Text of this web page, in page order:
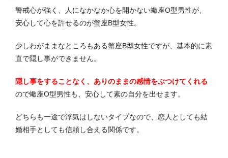
警戒心が強く、人になかなか心を開かない蠍座O型男性が、
安心して心を許せるのが蟹座B型女性。
少しわがままなところもある蟹座B型女性ですが、基本的に素
直で隠し事ができません。
隠し事をすることなく、ありのままの感情をぶつけてくれる
ので蠍座O型男性も、安心して素の自分を出せます。
どちらも一途で浮気はしないタイプなので、恋人としても結
婚相手としても信頼し合える関係です。